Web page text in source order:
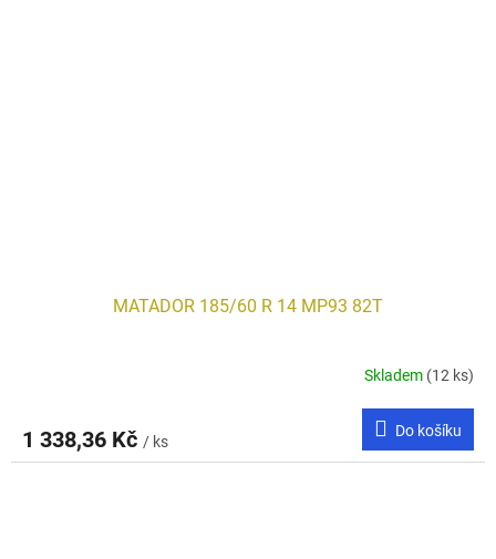
MATADOR 185/60 R 14 MP93 82T
Skladem (12 ks)
1 338,36 Kč / ks
Do košíku